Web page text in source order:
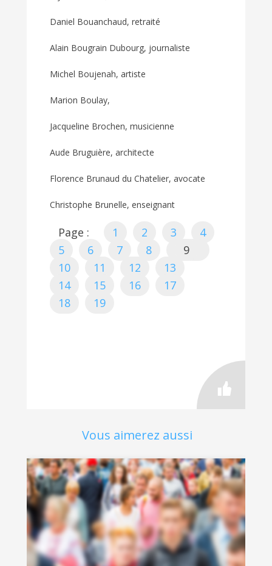
Daniel Bouanchaud, retraité
Alain Bougrain Dubourg, journaliste
Michel Boujenah, artiste
Marion Boulay,
Jacqueline Brochen, musicienne
Aude Bruguière, architecte
Florence Brunaud du Chatelier, avocate
Christophe Brunelle, enseignant
Page : 1 2 3
4
5
6 7 8
9
10
11 12
13
14
15 16
17
18
19
Vous aimerez aussi